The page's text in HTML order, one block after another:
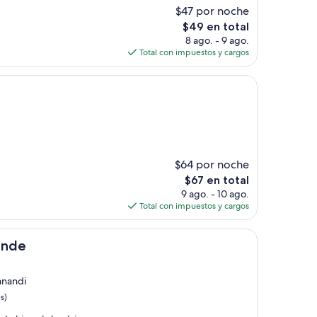
$47 por noche
El
precio
actual
es
de
$49 en total
8 ago. - 9 ago.
Total con impuestos y cargos
$64 por noche
El
precio
actual
es
de
$67 en total
9 ago. - 10 ago.
Total con impuestos y cargos